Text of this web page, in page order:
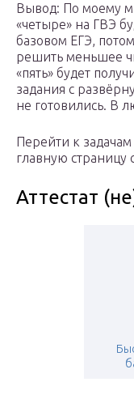
Вывод: По моему
«четыре» на ГВЭ
базовом ЕГЭ,
решить меньшее
«пять» будет
задания с
не готовились. В
Перейти к
главную страницу
Аттестат